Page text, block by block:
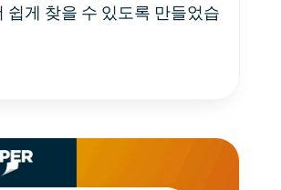
쉽게 찾을 수 있도록 만들었습